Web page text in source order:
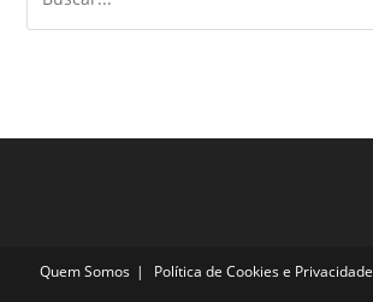
Quem Somos Política de Cookies e Privacidade